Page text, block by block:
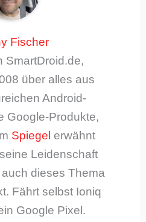
Fischer
SmartDroid.de,
über alles aus
Android-
Google-Produkte,
Spiegel erwähnt
Leidenschaft
dieses Thema
Fährt selbst Ioniq
Google Pixel.